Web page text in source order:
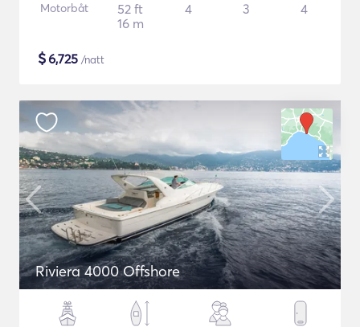
Motorbåt
52 ft
16 m
4 3 4
$6,725 /natt
Riviera 4000 Offshore